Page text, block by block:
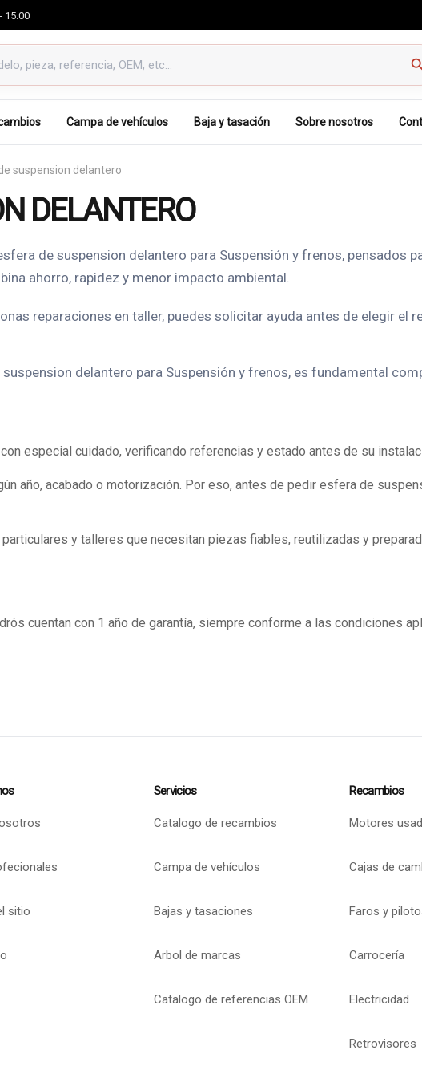
15:00
Campa de vehículos Baja y tasación Sobre nosotros
suspension delantero
DELANTERO
de suspension delantero para Suspensión y frenos, pensados
ahorro, rapidez y menor impacto ambiental.
reparaciones en taller, puedes solicitar ayuda antes de elegir el
delantero para Suspensión y frenos, es fundamental
especial cuidado, verificando referencias y estado antes de su
año, acabado o motorización. Por eso, antes de pedir esfera de
y talleres que necesitan piezas fiables, reutilizadas y
cuentan con 1 año de garantía, siempre conforme a las condiciones
sitio
Servicios
Catalogo de recambios
Campa de vehículos
Bajas y tasaciones
Arbol de marcas
Catalogo de referencias OEM
Recambios
Motores
Cajas de
Faros y
Carrocería
Electricidad
Retrovisores